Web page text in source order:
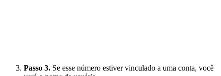
Passo 3. Se esse número estiver vinculado a uma conta, você